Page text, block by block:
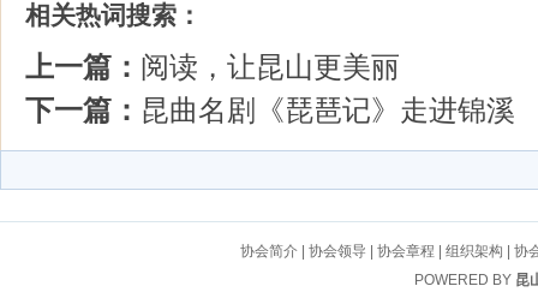
相关热词搜索：
上一篇： 阅读，让昆山更美丽
下一篇： 昆曲名剧《琵琶记》走进锦溪
协会简介 |协会领导 |协会章程 |组织架构 |协
POWERED BY 昆